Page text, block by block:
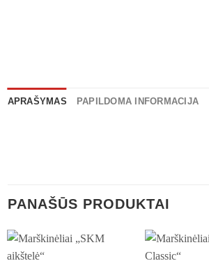
APRAŠYMAS PAPILDOMA INFORMACIJA
PANAŠŪS PRODUKTAI